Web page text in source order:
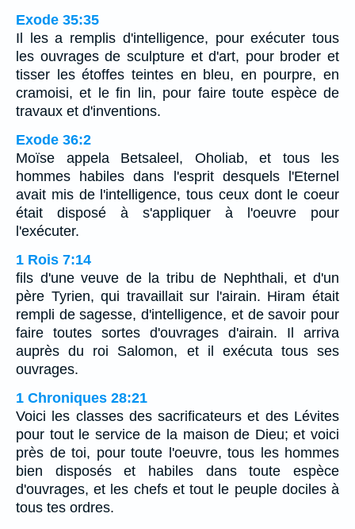
Exode 35:35
Il les a remplis d'intelligence, pour exécuter tous
les ouvrages de sculpture et d'art, pour broder et
tisser les étoffes teintes en bleu, en pourpre, en
cramoisi, et le fin lin, pour faire toute espèce de
travaux et d'inventions.
Exode 36:2
Moïse appela Betsaleel, Oholiab, et tous les
hommes habiles dans l'esprit desquels l'Eternel
avait mis de l'intelligence, tous ceux dont le coeur
était disposé à s'appliquer à l'oeuvre pour
l'exécuter.
1 Rois 7:14
fils d'une veuve de la tribu de Nephthali, et d'un
père Tyrien, qui travaillait sur l'airain. Hiram était
rempli de sagesse, d'intelligence, et de savoir pour
faire toutes sortes d'ouvrages d'airain. Il arriva
auprès du roi Salomon, et il exécuta tous ses
ouvrages.
1 Chroniques 28:21
Voici les classes des sacrificateurs et des Lévites
pour tout le service de la maison de Dieu; et voici
près de toi, pour toute l'oeuvre, tous les hommes
bien disposés et habiles dans toute espèce
d'ouvrages, et les chefs et tout le peuple dociles à
tous tes ordres.